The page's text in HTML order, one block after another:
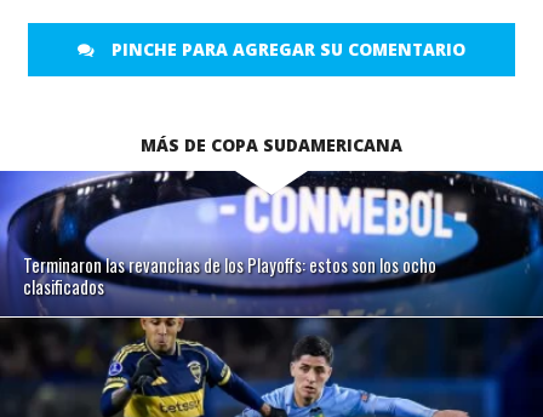
PINCHE PARA AGREGAR SU COMENTARIO
MÁS DE COPA SUDAMERICANA
Terminaron las revanchas de los Playoffs: estos son los ocho
clasificados